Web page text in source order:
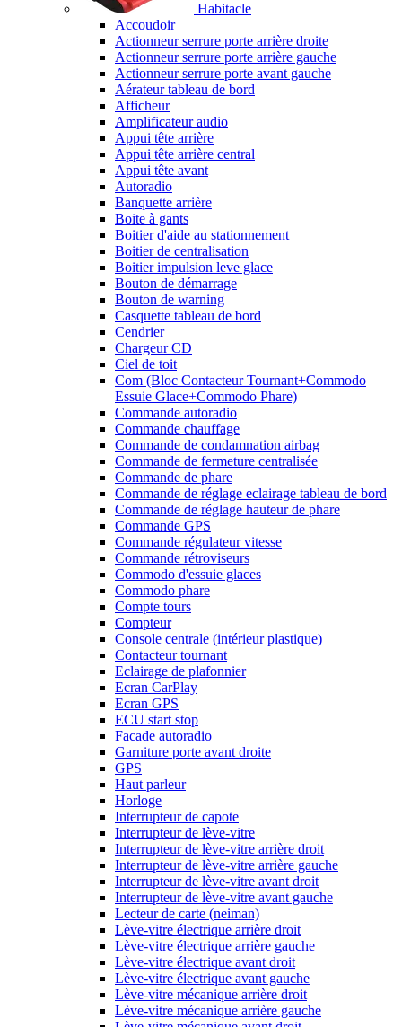
Habitacle
Accoudoir
Actionneur serrure porte arrière droite
Actionneur serrure porte arrière gauche
Actionneur serrure porte avant gauche
Aérateur tableau de bord
Afficheur
Amplificateur audio
Appui tête arrière
Appui tête arrière central
Appui tête avant
Autoradio
Banquette arrière
Boite à gants
Boitier d'aide au stationnement
Boitier de centralisation
Boitier impulsion leve glace
Bouton de démarrage
Bouton de warning
Casquette tableau de bord
Cendrier
Chargeur CD
Ciel de toit
Com (Bloc Contacteur Tournant+Commodo
Essuie Glace+Commodo Phare)
Commande autoradio
Commande chauffage
Commande de condamnation airbag
Commande de fermeture centralisée
Commande de phare
Commande de réglage eclairage tableau de bord
Commande de réglage hauteur de phare
Commande GPS
Commande régulateur vitesse
Commande rétroviseurs
Commodo d'essuie glaces
Commodo phare
Compte tours
Compteur
Console centrale (intérieur plastique)
Contacteur tournant
Eclairage de plafonnier
Ecran CarPlay
Ecran GPS
ECU start stop
Facade autoradio
Garniture porte avant droite
GPS
Haut parleur
Horloge
Interrupteur de capote
Interrupteur de lève-vitre
Interrupteur de lève-vitre arrière droit
Interrupteur de lève-vitre arrière gauche
Interrupteur de lève-vitre avant droit
Interrupteur de lève-vitre avant gauche
Lecteur de carte (neiman)
Lève-vitre électrique arrière droit
Lève-vitre électrique arrière gauche
Lève-vitre électrique avant droit
Lève-vitre électrique avant gauche
Lève-vitre mécanique arrière droit
Lève-vitre mécanique arrière gauche